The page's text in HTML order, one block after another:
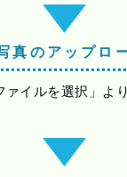
真のアップロ
ァイルを選択」よ